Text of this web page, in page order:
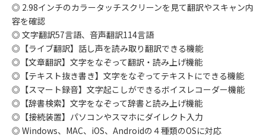
◎ 2.98インチのカラータッチスクリーンを見て翻訳やスキャン内
容を確認
◎ 文字翻訳57言語、音声翻訳114言語
◎【ライブ翻訳】話し声を読み取り翻訳できる機能
◎【文章翻訳】文字をなぞって翻訳・読み上げ機能
◎【テキスト抜き書き】文字をなぞってテキストにできる機能
◎【スマート録音】文字起こしができるボイスレコーダー機能
◎【辞書検索】文字をなぞって辞書と読み上げ機能
◎【接続装置】パソコンやスマホにダイレクト入力
◎ Windows、MAC、iOS、Androidの４種類のOSに対応